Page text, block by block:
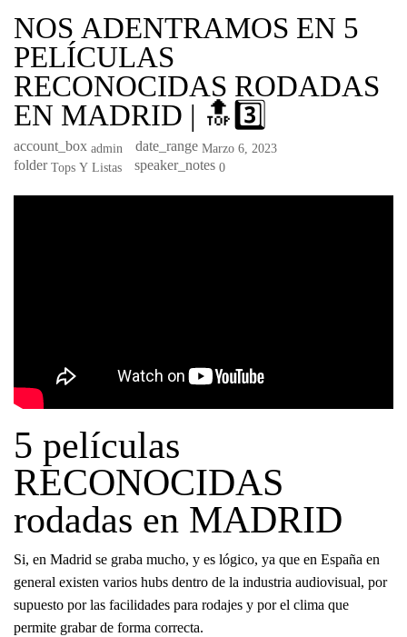
NOS ADENTRAMOS EN 5
PELÍCULAS
RECONOCIDAS RODADAS
EN MADRID | 🔝3️⃣
account_box Admin date_range Marzo 6, 2023
folder Tops Y Listas speaker_notes 0
5 películas
RECONOCIDAS
rodadas en MADRID
Si, en Madrid se graba mucho, y es lógico, ya que en España en
general existen varios hubs dentro de la industria audiovisual, por
supuesto por las facilidades para rodajes y por el clima que
permite grabar de forma correcta.